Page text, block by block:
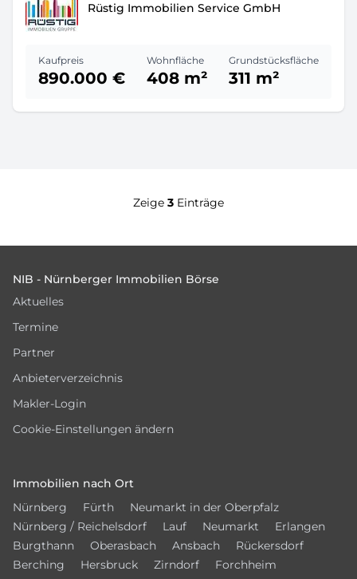
Rüstig Immobilien Service GmbH
Kaufpreis
890.000 €
Wohnfläche
408 m²
Grundstücksfläche
311 m²
Zeige 3 Einträge
NIB - Nürnberger Immobilien Börse
Aktuelles
Termine
Partner
Anbieterverzeichnis
Makler-Login
Cookie-Einstellungen ändern
Immobilien nach Ort
Nürnberg
Fürth
Neumarkt in der Oberpfalz
Nürnberg / Reichelsdorf
Lauf Neumarkt
Erlangen
Burgthann
Oberasbach Ansbach
Rückersdorf
Berching
Hersbruck Zirndorf
Forchheim